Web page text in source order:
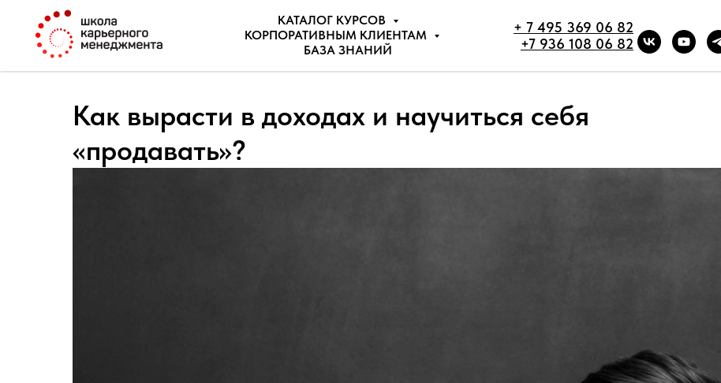
КАТАЛОГ КУРСОВ
КОРПОРАТИВНЫМ КЛИЕНТАМ
БАЗА ЗНАНИЙ
+ 7 495 369 06 82
+7 936 108 06 82
Как вырасти в доходах и научиться себя
«продавать»?